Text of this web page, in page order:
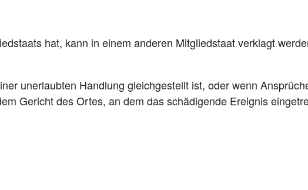
hat, kann in einem ande­ren Mit­glied­staat ver­klagt
uner­laub­ten Hand­lung gleich­ge­stellt ist, oder wenn
Gericht des Ortes, an dem das schä­di­gen­de Ereig­nis